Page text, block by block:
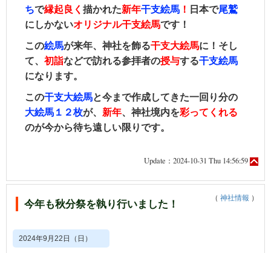
ちで縁起良く 描かれた新年干支絵馬 ！ 日本で尾鷲
にしかないオリジナル干支絵馬です！
この絵馬が来年、神社を飾る干支大絵馬に！そし
て、 初詣などで訪れる参拝者の授与する干支絵馬
になります。
この干支大絵馬と今まで作成してきた一回り分の
大絵馬１２枚が、 新年、神社境内を彩って くれる
のが今から待ち遠しい限りです。
Update：2024-10-31 Thu 14:56:59
今年も秋分祭を執り行いました！ （ 神社情報 ）
2024年9月22日（日）